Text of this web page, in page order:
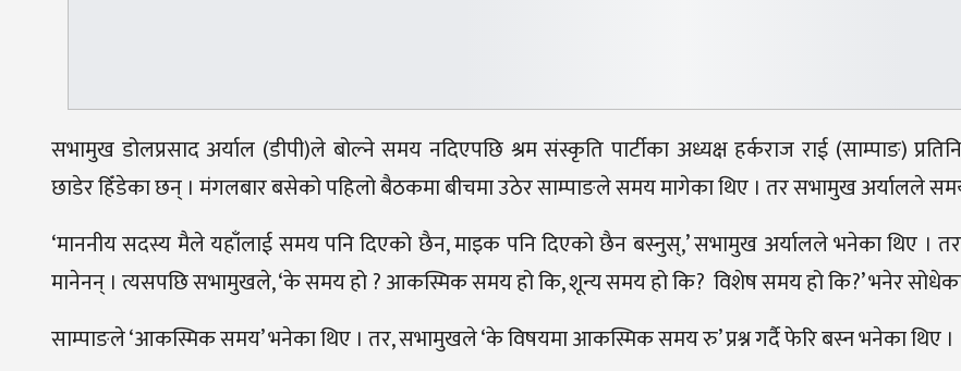
सभामुख डोलप्रसाद अर्याल (डीपी)ले बोल्ने समय नदिएपछि श्रम संस्कृति पार्टीका अध्यक्ष हर्कराज राई (साम्पाङ)
छाडेर हिँडेका छन् । मंगलबार बसेको पहिलो बैठकमा बीचमा उठेर साम्पाङले समय मागेका थिए । तर सभामुख अर्यालले
‘माननीय सदस्य मैले यहाँलाई समय पनि दिएको छैन, माइक पनि दिएको छैन बस्नुस्,’ सभामुख अर्यालले भनेका थिए ।
मानेनन् । त्यसपछि सभामुखले, ‘के समय हो ? आकस्मिक समय हो कि, शून्य समय हो कि? विशेष समय हो कि?’ भनेर
साम्पाङले ‘आकस्मिक समय’ भनेका थिए । तर, सभामुखले ‘के विषयमा आकस्मिक समय रु’ प्रश्न गर्दै फेरि बस्न भनेका थिए ।